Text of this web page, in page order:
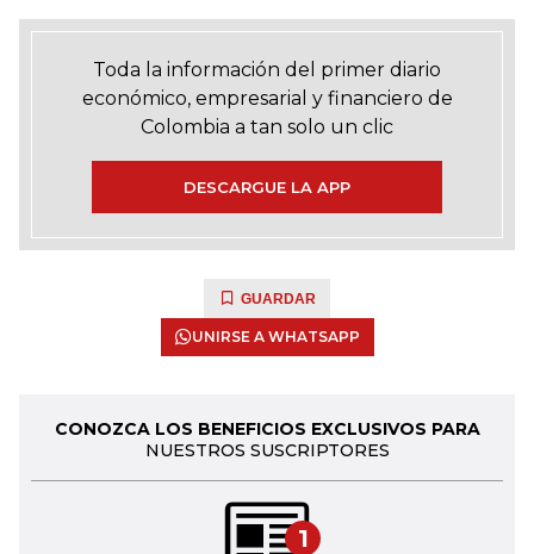
Toda la información del primer diario
económico, empresarial y financiero de
Colombia a tan solo un clic
DESCARGUE LA APP
GUARDAR
UNIRSE A WHATSAPP
CONOZCA LOS BENEFICIOS EXCLUSIVOS PARA
NUESTROS SUSCRIPTORES
1